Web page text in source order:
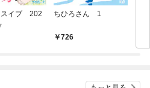
スイブ 202
ちひろさん 1
726
（